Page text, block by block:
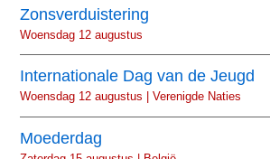
Zonsverduistering
Woensdag 12 augustus
Internationale Dag van de Jeugd
Woensdag 12 augustus | Verenigde Naties
Moederdag